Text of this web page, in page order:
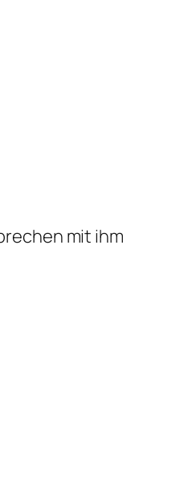
mit ihm